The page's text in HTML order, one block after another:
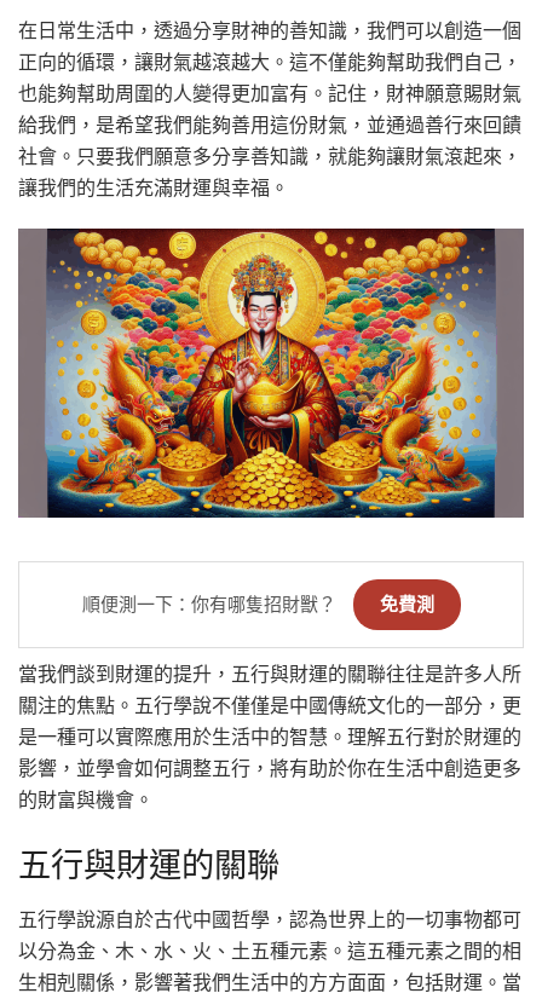
在日常生活中，透過分享財神的善知識，我們可以創造一個
正向的循環，讓財氣越滾越大。這不僅能夠幫助我們自己，
也能夠幫助周圍的人變得更加富有。記住，財神願意賜財氣
給我們，是希望我們能夠善用這份財氣，並通過善行來回饋
社會。只要我們願意多分享善知識，就能夠讓財氣滾起來，
讓我們的生活充滿財運與幸福。
順便測一下：你有哪隻招財獸？ 免費測
當我們談到財運的提升，五行與財運的關聯往往是許多人所
關注的焦點。五行學說不僅僅是中國傳統文化的一部分，更
是一種可以實際應用於生活中的智慧。理解五行對於財運的
影響，並學會如何調整五行，將有助於你在生活中創造更多
的財富與機會。
五行與財運的關聯
五行學說源自於古代中國哲學，認為世界上的一切事物都可
以分為金、木、水、火、土五種元素。這五種元素之間的相
生相剋關係，影響著我們生活中的方方面面，包括財運。當